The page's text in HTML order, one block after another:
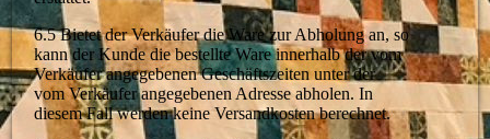
6.5 Bietet der Verkäufer die Ware zur Abholung an, so
kann der Kunde die bestellte Ware innerhalb der vom
Verkäufer angegebenen Geschäftszeiten unter der
vom Verkäufer angegebenen Adresse abholen. In
diesem Fall werden keine Versandkosten berechnet.